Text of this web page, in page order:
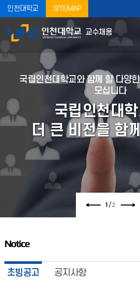
인천대학교 SITEMAP
교수채용
1 /2
국립인천대학교와 함께 할 다양
모십니다
국립인천대
더 큰 비전을 함
Notice
초빙공고 공지사항